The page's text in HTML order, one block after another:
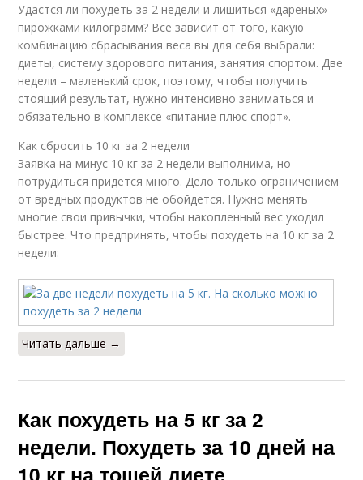
Удастся ли похудеть за 2 недели и лишиться «дареных»
пирожками килограмм? Все зависит от того, какую
комбинацию сбрасывания веса вы для себя выбрали:
диеты, систему здорового питания, занятия спортом. Две
недели – маленький срок, поэтому, чтобы получить
стоящий результат, нужно интенсивно заниматься и
обязательно в комплексе «питание плюс спорт».
Как сбросить 10 кг за 2 недели
Заявка на минус 10 кг за 2 недели выполнима, но
потрудиться придется много. Дело только ограничением
от вредных продуктов не обойдется. Нужно менять
многие свои привычки, чтобы накопленный вес уходил
быстрее. Что предпринять, чтобы похудеть на 10 кг за 2
недели:
Читать дальше →
Как похудеть на 5 кг за 2
недели. Похудеть за 10 дней на
10 кг на тощей диете